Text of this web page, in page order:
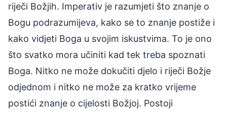
riječi Božjih. Imperativ je razumjeti što znanje o
Bogu podrazumijeva, kako se to znanje postiže i
kako vidjeti Boga u svojim iskustvima. To je ono
što svatko mora učiniti kad tek treba spoznati
Boga. Nitko ne može dokučiti djelo i riječi Božje
odjednom i nitko ne može za kratko vrijeme
postići znanje o cijelosti Božjoj. Postoji